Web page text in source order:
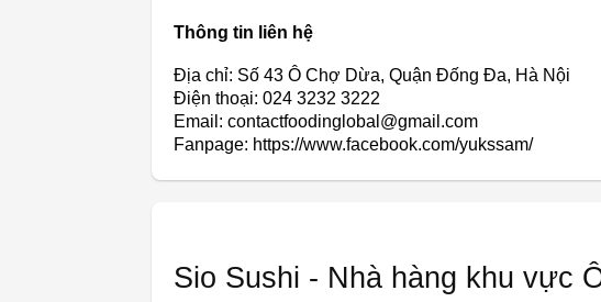
Thông tin liên hệ
Địa chỉ: Số 43 Ô Chợ Dừa, Quận Đống Đa, Hà Nội
Điện thoại: 024 3232 3222
Email: contactfoodinglobal@gmail.com
Fanpage: https://www.facebook.com/yukssam/
Sio Sushi - Nhà hàng khu vực